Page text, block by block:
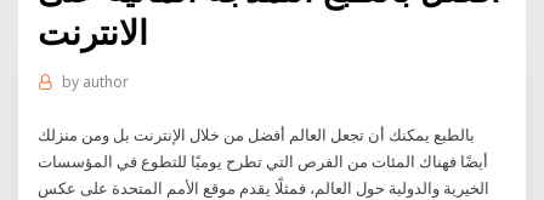
الانترنت
by author
بالطبع يمكنك أن تجعل العالم أفضل من خلال الإنترنت بل ومن منزلك
أيضًا فهناك المئات من الفرص التي تطرح يوميًا للتطوع في المؤسسات
الخيرية والدولية حول العالم، فمثلًا يقدم موقع الأمم المتحدة على عكس